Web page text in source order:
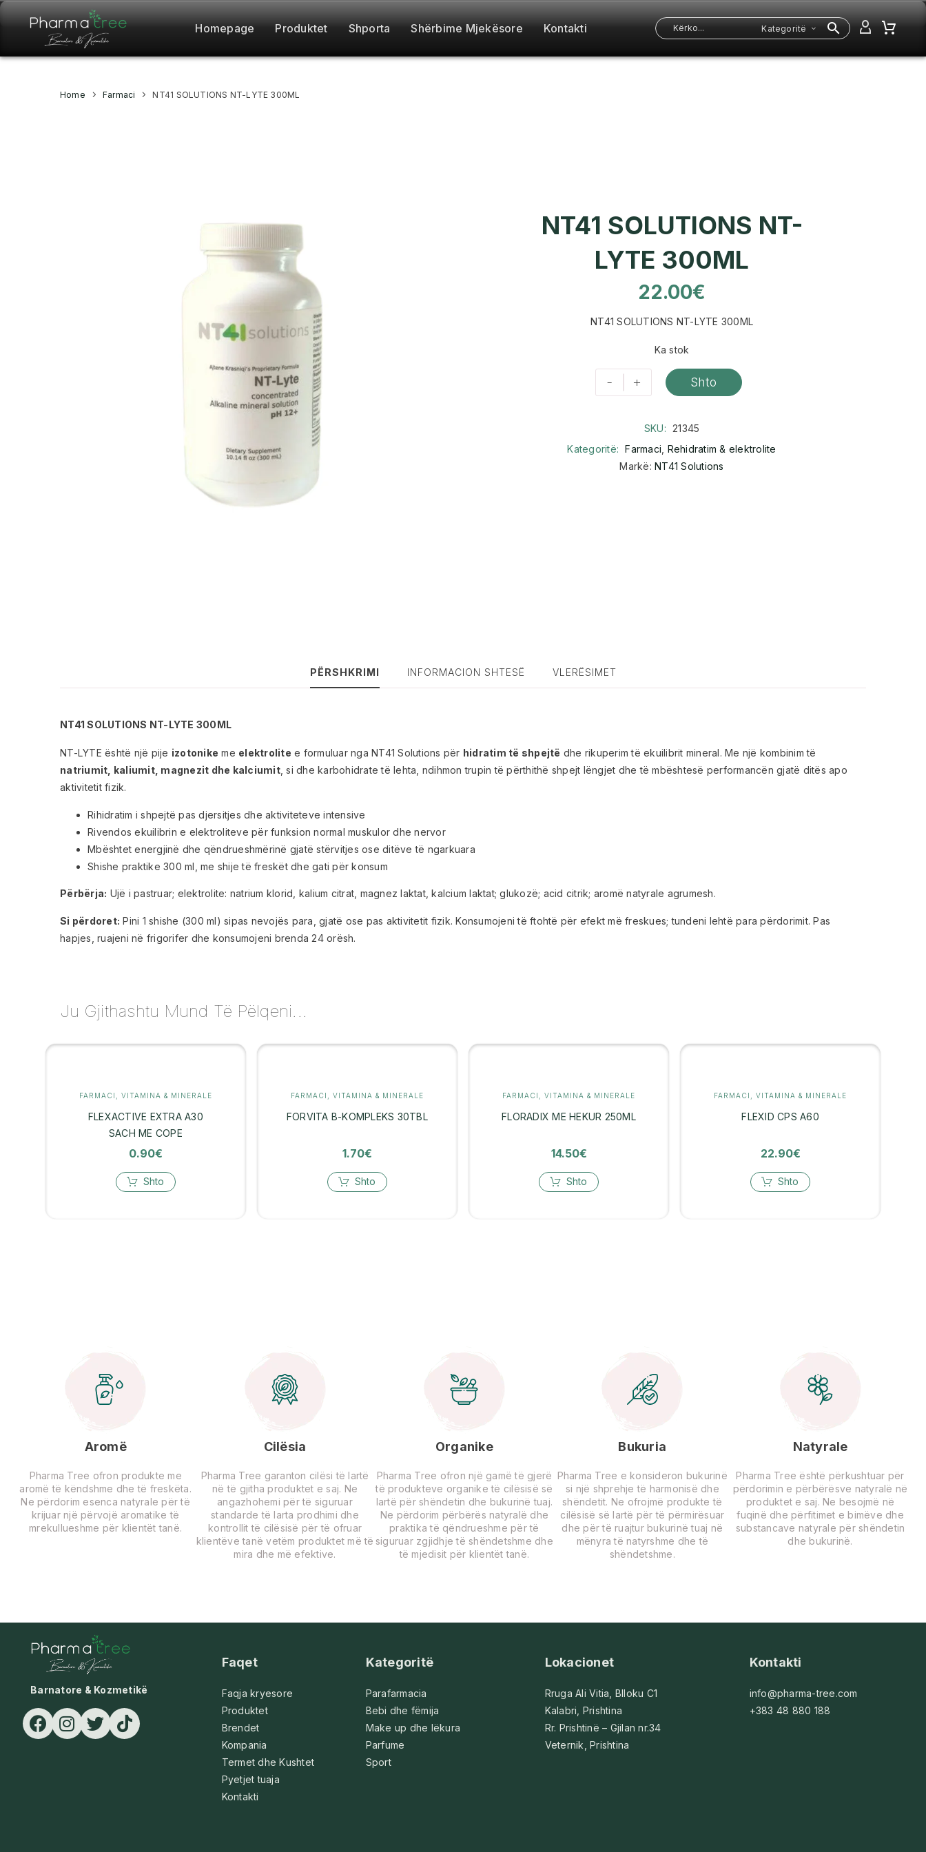
Homepage Produktet Shporta Shërbime Mjekësore Kontakti Kategoritë
Home Farmaci NT41 SOLUTIONS NT-LYTE 300ML
NT41 SOLUTIONS NT-
LYTE 300ML
22.00€
NT41 SOLUTIONS NT-LYTE 300ML
Ka stok
- + Shto
SKU: 21345
Kategoritë:
Farmaci Rehidratim & elektrolite
Markë:NT41 Solutions
PËRSHKRIMI INFORMACION SHTESË VLERËSIMET
NT41 SOLUTIONS NT-LYTE 300ML
NT-LYTE është një pije izotonike me elektrolite e formuluar nga NT41 Solutions për hidratim të shpejtë dhe rikuperim të ekuilibrit mineral. Me një kombinim të
natriumit, kaliumit, magnezit dhe kalciumit, si dhe karbohidrate të lehta, ndihmon trupin të përthithë shpejt lëngjet dhe të mbështesë performancën gjatë ditës apo
aktivitetit fizik.
Rihidratim i shpejtë pas djersitjes dhe aktiviteteve intensive
Rivendos ekuilibrin e elektroliteve për funksion normal muskulor dhe nervor
Mbështet energjinë dhe qëndrueshmërinë gjatë stërvitjes ose ditëve të ngarkuara
Shishe praktike 300 ml, me shije të freskët dhe gati për konsum
Përbërja: Ujë i pastruar; elektrolite: natrium klorid, kalium citrat, magnez laktat, kalcium laktat; glukozë; acid citrik; aromë natyrale agrumesh.
Si përdoret: Pini 1 shishe (300 ml) sipas nevojës para, gjatë ose pas aktivitetit fizik. Konsumojeni të ftohtë për efekt më freskues; tundeni lehtë para përdorimit. Pas
hapjes, ruajeni në frigorifer dhe konsumojeni brenda 24 orësh.
Ju Gjithashtu Mund Të Pëlqeni...
FARMACI VITAMINA & MINERALE
FLEXACTIVE EXTRA A30
SACH ME COPE
0.90€
Shto
FARMACI VITAMINA & MINERALE
FORVITA B-KOMPLEKS 30TBL
1.70€
Shto
FARMACI VITAMINA & MINERALE
FLORADIX ME HEKUR 250ML
14.50€
Shto
FARMACI ,VITAMINA & MINERALE
FLEXID CPS A60
22.90€
Shto
Aromë
Pharma Tree ofron produkte me
aromë të këndshme dhe të freskëta.
Ne përdorim esenca natyrale për të
krijuar një përvojë aromatike të
mrekullueshme për klientët tanë.
Cilësia
Pharma Tree garanton cilësi të lartë
në të gjitha produktet e saj. Ne
angazhohemi për të siguruar
standarde të larta prodhimi dhe
kontrollit të cilësisë për të ofruar
klientëve tanë vetëm produktet më të
mira dhe më efektive.
Organike
Pharma Tree ofron një gamë të gjerë
të produkteve organike të cilësisë së
lartë për shëndetin dhe bukurinë tuaj.
Ne përdorim përbërës natyralë dhe
praktika të qëndrueshme për të
siguruar zgjidhje të shëndetshme dhe
të mjedisit për klientët tanë.
Bukuria
Pharma Tree e konsideron bukurinë
si një shprehje të harmonisë dhe
shëndetit. Ne ofrojmë produkte të
cilësisë së lartë për të përmirësuar
dhe për të ruajtur bukurinë tuaj në
mënyra të natyrshme dhe të
shëndetshme.
Natyrale
Pharma Tree është përkushtuar për
përdorimin e përbërësve natyralë në
produktet e saj. Ne besojmë në
fuqinë dhe përfitimet e bimëve dhe
substancave natyrale për shëndetin
dhe bukurinë.
Barnatore & Kozmetikë
Faqet
Faqja kryesore
Produktet
Brendet
Kompania
Termet dhe Kushtet
Pyetjet tuaja
Kontakti
Kategoritë
Parafarmacia
Bebi dhe fëmija
Make up dhe lëkura
Parfume
Sport
Lokacionet
Rruga Ali Vitia, Blloku C1
Kalabri, Prishtina
Rr. Prishtinë – Gjilan nr.34
Veternik, Prishtina
Kontakti
info@pharma-tree.com
+383 48 880 188